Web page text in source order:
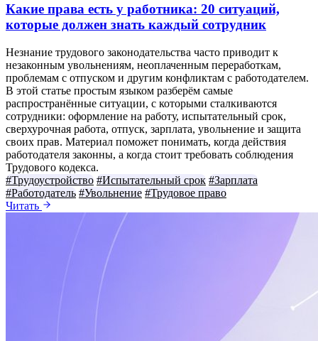
Какие права есть у работника: 20 ситуаций,
которые должен знать каждый сотрудник
Незнание трудового законодательства часто приводит к
незаконным увольнениям, неоплаченным переработкам,
проблемам с отпуском и другим конфликтам с работодателем.
В этой статье простым языком разберём самые
распространённые ситуации, с которыми сталкиваются
сотрудники: оформление на работу, испытательный срок,
сверхурочная работа, отпуск, зарплата, увольнение и защита
своих прав. Материал поможет понимать, когда действия
работодателя законны, а когда стоит требовать соблюдения
Трудового кодекса.
#Трудоустройство #Испытательный срок #Зарплата
#Работодатель #Увольнение #Трудовое право
Читать